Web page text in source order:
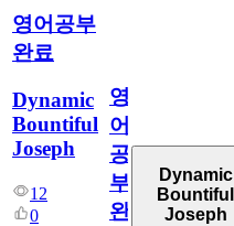
영어공부
완료
Dynamic
Bountiful
Joseph
12
0
영
어
공
부
완
Dynamic
Bountiful
Joseph